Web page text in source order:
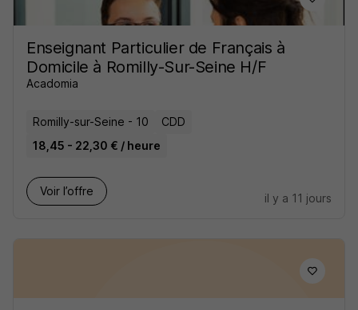
Enseignant Particulier de Français à
Domicile à Romilly-Sur-Seine H/F
Acadomia
Romilly-sur-Seine - 10
CDD
18,45 - 22,30 € / heure
Voir l’offre
il y a 11 jours